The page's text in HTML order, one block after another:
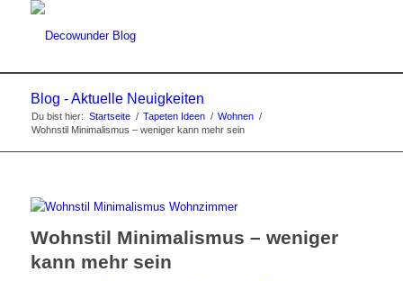
Blog - Aktuelle Neuigkeiten
Du bist hier: Startseite / Tapeten Ideen / Wohnen /
Wohnstil Minimalismus – weniger kann mehr sein
Wohnstil Minimalismus – weniger
kann mehr sein